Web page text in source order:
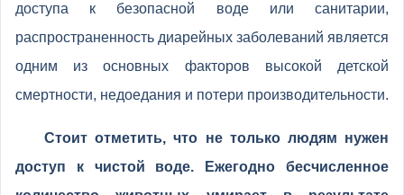
доступа к безопасной воде или санитарии,
распространенность диарейных заболеваний является
одним из основных факторов высокой детской
смертности, недоедания и потери производительности.
Стоит отметить, что не только людям нужен
доступ к чистой воде. Ежегодно бесчисленное